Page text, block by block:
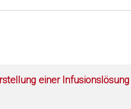
einer Infusionslösung